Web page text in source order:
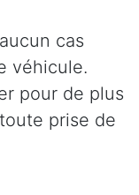
cas
véhicule.
pour de plus
prise de